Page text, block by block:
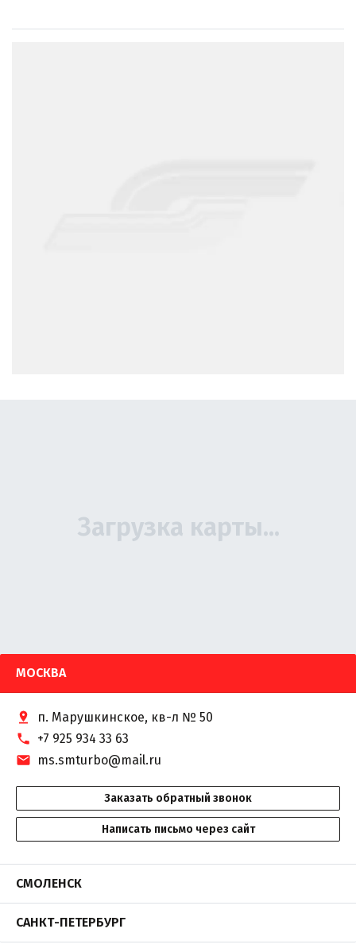
МОСКВА
п. Марушкинское, кв-л № 50
+7 925 934 33 63
ms.smturbo@mail.ru
Заказать обратный звонок
Написать письмо через сайт
СМОЛЕНСК
САНКТ-ПЕТЕРБУРГ